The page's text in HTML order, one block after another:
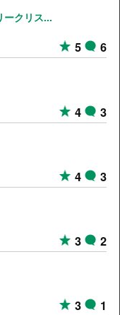
ークリス...
5 6
4 3
4 3
3 2
3 1